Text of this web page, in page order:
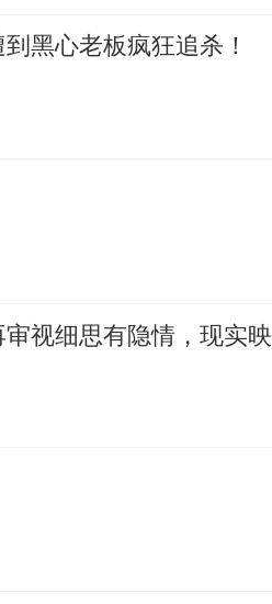
黑心老板疯狂追杀！
视细思有隐情，现实映